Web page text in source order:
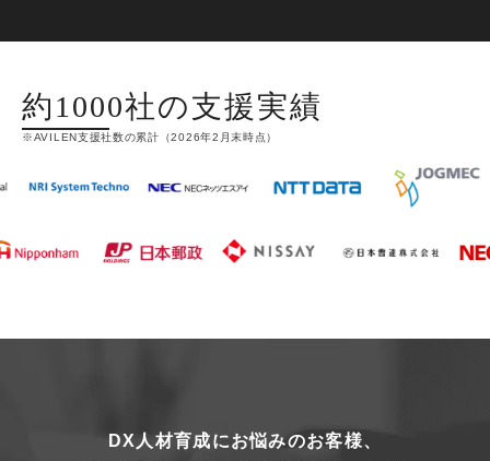
約1000社の支援実績
※AVILEN支援社数の累計（2026年2月末時点）
DX人材育成にお悩みのお客様、